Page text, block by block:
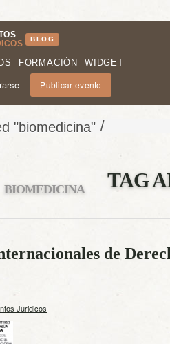
BLOG
FORMACIÓN WIDGET
Publicar evento
/
"biomedicina"
TAG
BIOMEDICINA
de
Juridicos